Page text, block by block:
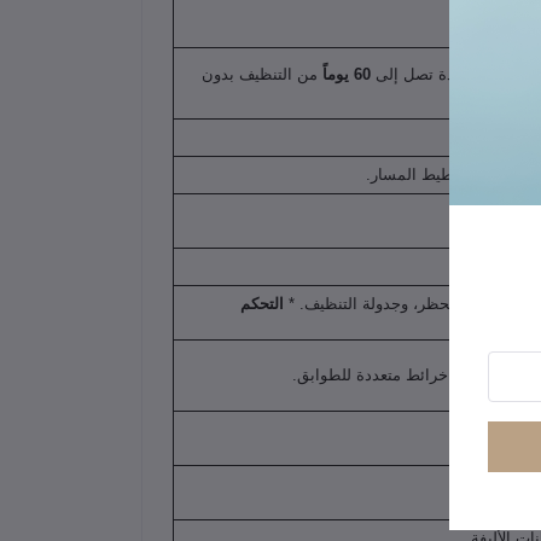
المحطة لمدة تصل إلى60 يوماً
من التنظيف بدون
للمنزل وتخطيط المسار.
مناطق الحظر، وجدولة التنظيف. * التحكم
وحفظ خرائط متعددة للطوابق.